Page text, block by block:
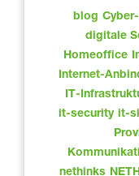
blog
digitale
Homeoffice
Internet-
IT-
it-security it-
nethinks